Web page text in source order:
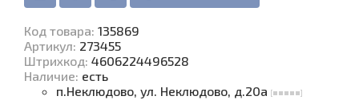
Код товара: 135869
Артикул: 273455
Штрихкод: 4606224496528
Наличие: есть
п.Неклюдово, ул. Неклюдово, д.20а